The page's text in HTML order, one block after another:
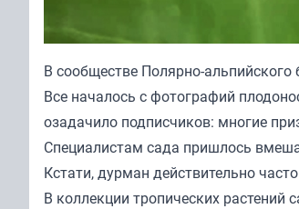
В сообществе Полярно-альпийского
Все началось с фотографий
озадачило подписчиков: многие
Специалистам сада пришлось
Кстати, дурман действительно
В коллекции тропических